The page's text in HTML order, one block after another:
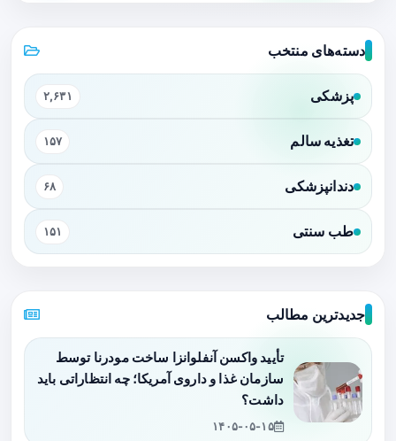
دسته‌های منتخب
پزشکی ۲,۶۳۱
تغذیه سالم ۱۵۷
دندانپزشکی ۶۸
طب سنتی ۱۵۱
جدیدترین مطالب
تأیید واکسن آنفلوانزا ساخت مودرنا توسط
سازمان غذا و داروی آمریکا؛ چه انتظاراتی باید
داشت؟
۱۴۰۵-۰۵-۱۵